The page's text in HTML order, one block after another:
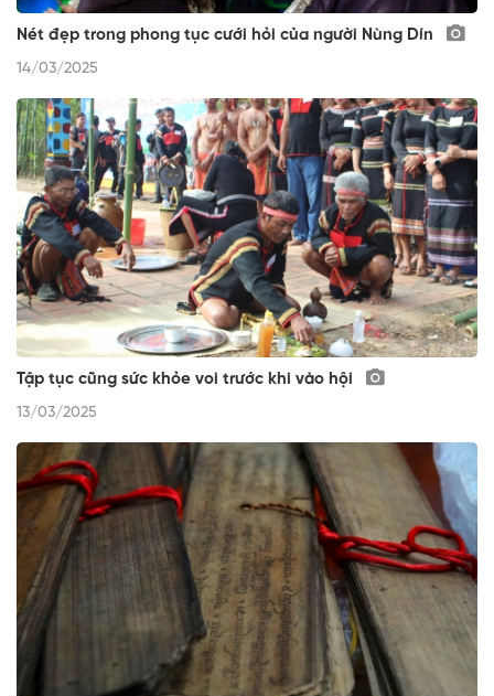
Nét đẹp trong phong tục cưới hỏi của người Nùng Dín
14/03/2025
Tập tục cũng sức khỏe voi trước khi vào hội
13/03/2025